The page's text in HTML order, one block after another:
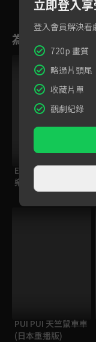
為您推薦
ELTV｜巴塔木 學學
樂
PUI PUI 天竺鼠車車
(日本重播版)
立即登入
登入會員解決看
720p 畫質
略過片頭尾
收藏片單
觀劇紀錄